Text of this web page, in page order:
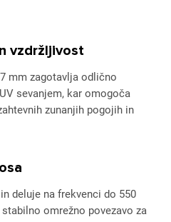
vzdržljivost
mm zagotavlja odlično
sevanjem, kar omogoča
zunanjih pogojih in
deluje na frekvenci do 550
omrežno povezavo za